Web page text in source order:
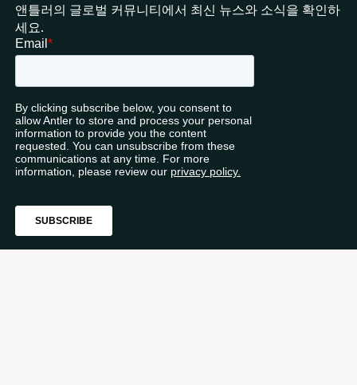
앤틀러의 글로벌 커뮤니티에서 최신 뉴스와 소식을 확인하
세요.